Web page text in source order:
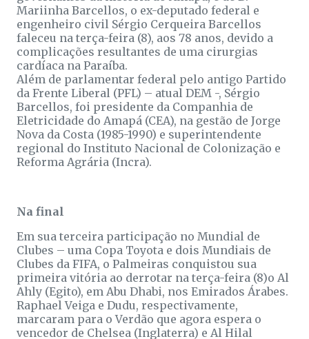
Mariinha Barcellos, o ex-deputado federal e
engenheiro civil Sérgio Cerqueira Barcellos
faleceu na terça-feira (8), aos 78 anos, devido a
complicações resultantes de uma cirurgias
cardíaca na Paraíba.
Além de parlamentar federal pelo antigo Partido
da Frente Liberal (PFL) – atual DEM -, Sérgio
Barcellos, foi presidente da Companhia de
Eletricidade do Amapá (CEA), na gestão de Jorge
Nova da Costa (1985-1990) e superintendente
regional do Instituto Nacional de Colonização e
Reforma Agrária (Incra).
Na final
Em sua terceira participação no Mundial de
Clubes – uma Copa Toyota e dois Mundiais de
Clubes da FIFA, o Palmeiras conquistou sua
primeira vitória ao derrotar na terça-feira (8)o Al
Ahly (Egito), em Abu Dhabi, nos Emirados Árabes.
Raphael Veiga e Dudu, respectivamente,
marcaram para o Verdão que agora espera o
vencedor de Chelsea (Inglaterra) e Al Hilal